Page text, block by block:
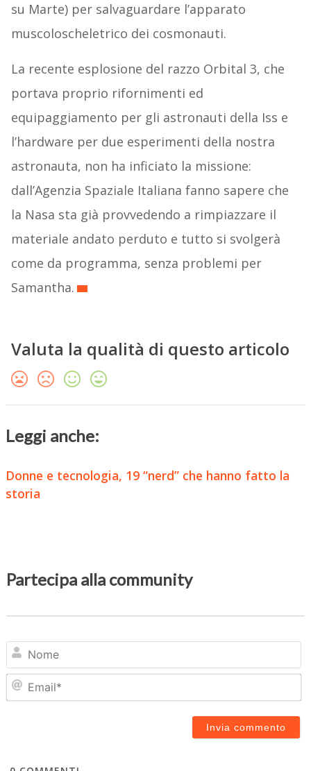
su Marte) per salvaguardare l’apparato
muscoloscheletrico dei cosmonauti.
La recente esplosione del razzo Orbital 3, che
portava proprio rifornimenti ed
equipaggiamento per gli astronauti della Iss e
l’hardware per due esperimenti della nostra
astronauta, non ha inficiato la missione:
dall’Agenzia Spaziale Italiana fanno sapere che
la Nasa sta già provvedendo a rimpiazzare il
materiale andato perduto e tutto si svolgerà
come da programma, senza problemi per
Samantha.
Valuta la qualità di questo articolo
Leggi anche:
Donne e tecnologia, 19 “nerd” che hanno fatto la
storia
Partecipa alla community